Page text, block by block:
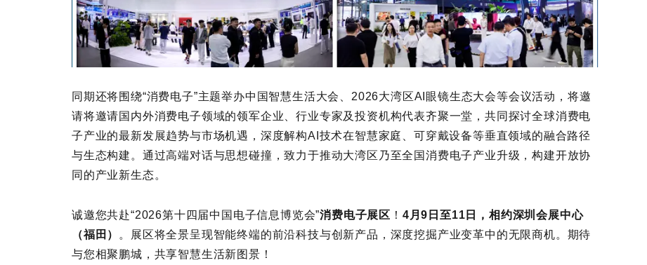
同期还将围绕“消费电子”主题举办中国智慧生活大会、2026大湾区AI眼镜生态大会等会议活动，将邀
请将邀请国内外消费电子领域的领军企业、行业专家及投资机构代表齐聚一堂，共同探讨全球消费电
子产业的最新发展趋势与市场机遇，深度解构AI技术在智慧家庭、可穿戴设备等垂直领域的融合路径
与生态构建。通过高端对话与思想碰撞，致力于推动大湾区乃至全国消费电子产业升级，构建开放协
同的产业新生态。
诚邀您共赴“2026第十四届中国电子信息博览会”消费电子展区 ！ 4月9日至11日，相约深圳会展中心
（福田）
。展区将全景呈现智能终端的前沿科技与创新产品，深度挖掘产业变革中的无限商机。期待
与您相聚鹏城，共享智慧生活新图景！